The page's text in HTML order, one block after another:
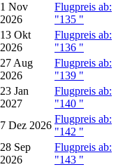
1 Nov
2026
Flugpreis ab:
"135 "
13 Okt
2026
Flugpreis ab:
"136 "
27 Aug
2026
Flugpreis ab:
"139 "
23 Jan
2027
Flugpreis ab:
"140 "
7 Dez 2026
Flugpreis ab:
"142 "
28 Sep
2026
Flugpreis ab:
"143 "